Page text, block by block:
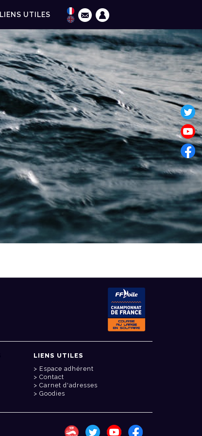
LIENS UTILES
LIENS UTILES
Espace adhérent
Contact
Carnet d'adresses
Goodies